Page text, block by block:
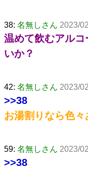
38: 名無しさん 2023/
温めて飲むアル
いか？
42: 名無しさん 2023/
>>38
お湯割りなら色々
59: 名無しさん 2023/
>>38